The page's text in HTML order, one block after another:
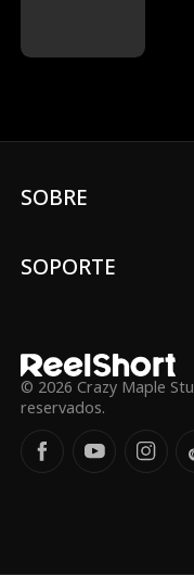
SOBRE
SOPORTE
© 2026 Crazy Maple
reservados.